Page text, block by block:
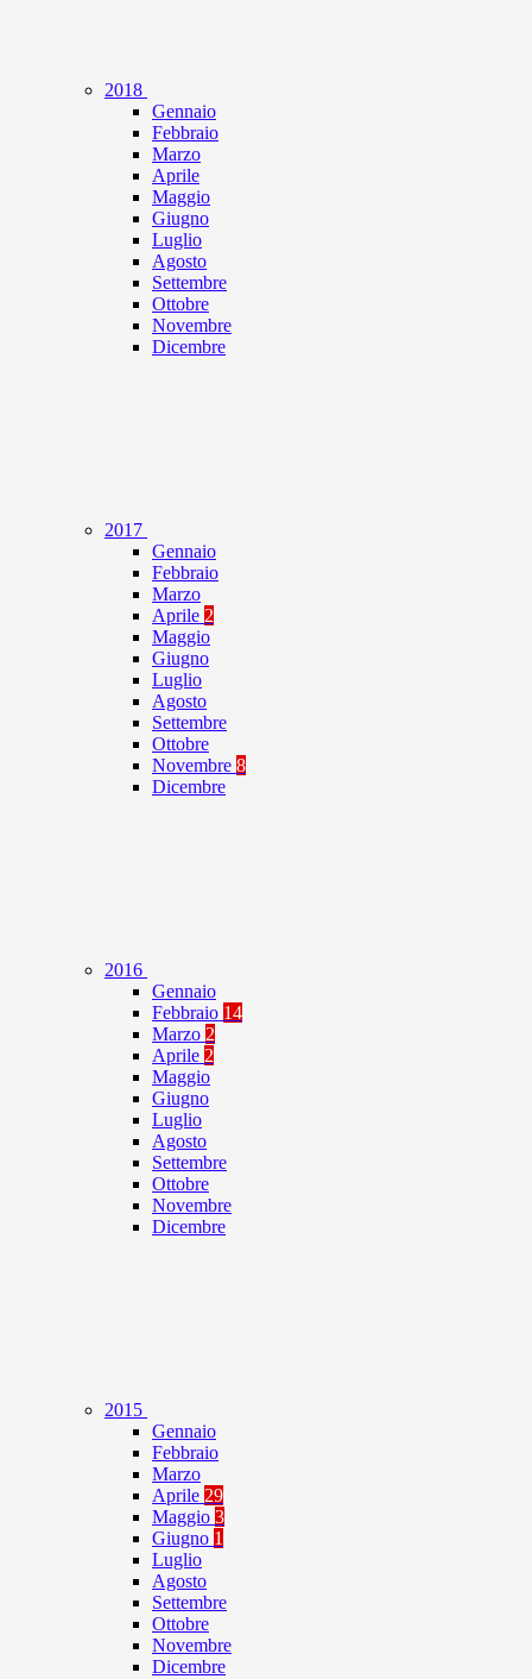
2018
Gennaio
Febbraio
Marzo
Aprile
Maggio
Giugno
Luglio
Agosto
Settembre
Ottobre
Novembre
Dicembre
2017
Gennaio
Febbraio
Marzo
Aprile 2
Maggio
Giugno
Luglio
Agosto
Settembre
Ottobre
Novembre 8
Dicembre
2016
Gennaio
Febbraio 14
Marzo 2
Aprile 2
Maggio
Giugno
Luglio
Agosto
Settembre
Ottobre
Novembre
Dicembre
2015
Gennaio
Febbraio
Marzo
Aprile 29
Maggio 3
Giugno 1
Luglio
Agosto
Settembre
Ottobre
Novembre
Dicembre